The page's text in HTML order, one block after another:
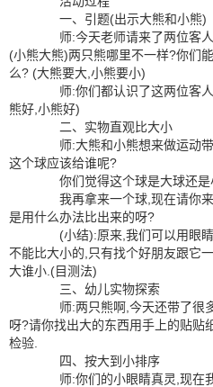
一、引题(出示大熊和小熊)
师:今天老师请来了两位客人
(小熊大熊)两只熊哪里不一样?你们
么? (大熊要大,小熊要小)
师:你们都认识了这两位客人
熊好,小熊好)
二、实物直观比大小
师:大熊和小熊想来做运动带
这个球应该给谁呢?
你们觉得这个球是大球还是
我再拿来一个球,现在请你来
是用什么办法比出来的呀?
(小结):原来,我们可以用眼睛
不能比大小的,只有找个好朋友跟它
大谁小.(目测法)
三、幼儿实物探索
师:两只熊啊,今天还带了很
呀?请你找出大的东西用手上的贴贴
检验.
四、按大到小排序
师:你们的小眼睛真灵,现在